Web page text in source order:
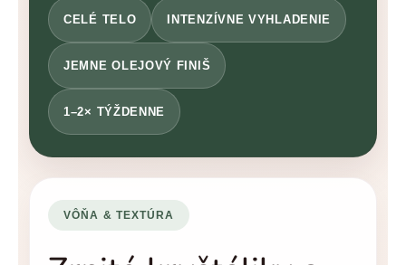
CELÉ TELO INTENZÍVNE VYHLADENIE
JEMNE OLEJOVÝ FINIŠ
1–2× TÝŽDENNE
VÔŇA & TEXTÚRA